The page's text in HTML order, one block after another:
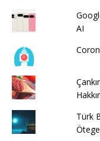
AI
Türk